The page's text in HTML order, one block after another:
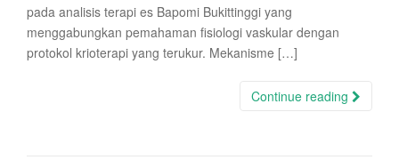
pada analisis terapi es Bapomi Bukittinggi yang
menggabungkan pemahaman fisiologi vaskular dengan
protokol krioterapi yang terukur. Mekanisme […]
Continue reading